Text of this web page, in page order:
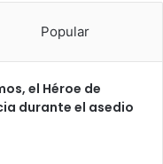
Popular
el Héroe de
durante el asedio